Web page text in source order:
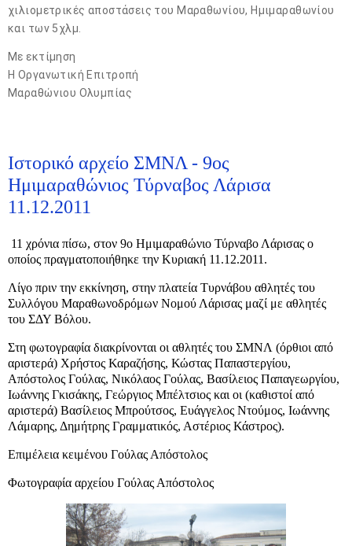
χιλιομετρικές αποστάσεις του Μαραθωνίου, Ημιμαραθωνίου
και των 5χλμ.
Με εκτίμηση
H Οργανωτική Επιτροπή
Μαραθώνιου Ολυμπίας
Ιστορικό αρχείο ΣΜΝΛ - 9ος
Ημιμαραθώνιος Τύρναβος Λάρισα
11.12.2011
11 χρόνια πίσω, στον 9ο Ημιμαραθώνιο Τύρναβο Λάρισας ο
οποίος πραγματοποιήθηκε την Κυριακή 11.12.2011.
Λίγο πριν την εκκίνηση, στην πλατεία Τυρνάβου αθλητές του
Συλλόγου Μαραθωνοδρόμων Νομού Λάρισας μαζί με αθλητές
του ΣΔΥ Βόλου.
Στη φωτογραφία διακρίνονται οι αθλητές του ΣΜΝΛ (όρθιοι από
αριστερά) Χρήστος Καραζήσης, Κώστας Παπαστεργίου,
Απόστολος Γούλας, Νικόλαος Γούλας, Βασίλειος Παπαγεωργίου,
Ιωάννης Γκισάκης, Γεώργιος Μπέλτσιος και οι (καθιστοί από
αριστερά) Βασίλειος Μπρούτσος, Ευάγγελος Ντούμος, Ιωάννης
Λάμαρης, Δημήτρης Γραμματικός, Αστέριος Κάστρος).
Επιμέλεια κειμένου Γούλας Απόστολος
Φωτογραφία αρχείου Γούλας Απόστολος